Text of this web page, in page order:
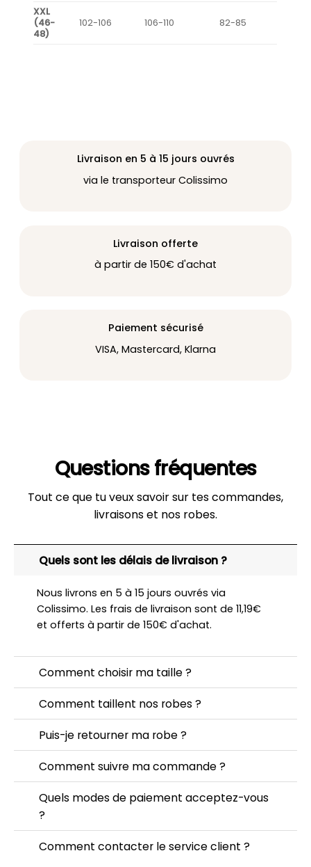
XXL
(46-
48)
102-106 106-110 82-85
Livraison en 5 à 15 jours ouvrés
via le transporteur Colissimo
Livraison offerte
à partir de 150€ d'achat
Paiement sécurisé
VISA, Mastercard, Klarna
Questions fréquentes
Tout ce que tu veux savoir sur tes commandes,
livraisons et nos robes.
Quels sont les délais de livraison ?
Nous livrons en 5 à 15 jours ouvrés via
Colissimo. Les frais de livraison sont de 11,19€
et offerts à partir de 150€ d'achat.
Comment choisir ma taille ?
Comment taillent nos robes ?
Puis-je retourner ma robe ?
Comment suivre ma commande ?
Quels modes de paiement acceptez-vous
?
Comment contacter le service client ?